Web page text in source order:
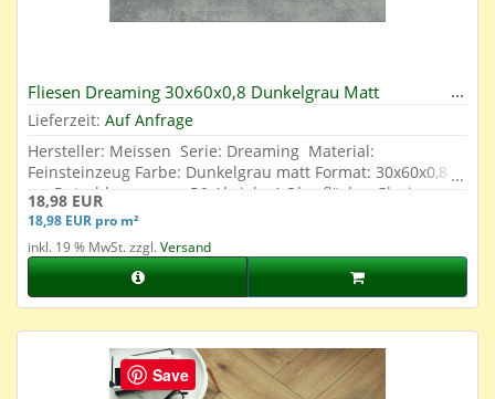
Fliesen Dreaming 30x60x0,8 Dunkelgrau Matt
Lieferzeit: Auf Anfrage
Hersteller: Meissen Serie: Dreaming Material:
Feinsteinzeug Farbe: Dunkelgrau matt Format: 30x60x0,8
cm Rutschhemmung: R9 Abrieb: 4 Oberfläche: Glasier
18,98 EUR
18,98 EUR pro m²
inkl. 19 % MwSt. zzgl.Versand
Save